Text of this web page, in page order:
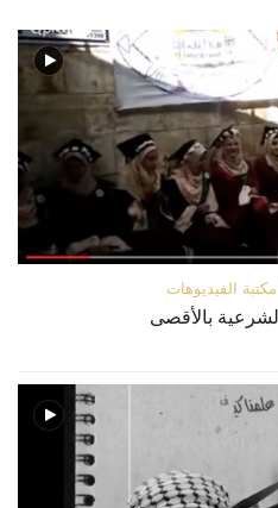
مكتبة الفيديوهات
بالأقصى